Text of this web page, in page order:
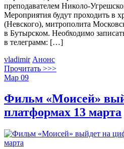
преподавателем Николо-
Мероприятия будут проходить в
(Невского), митрополита
в Бутырском. Необходимо
в телеграмм: […]
vladimir Анонс
Прочитать >>>
Мар 09
Фильм «Моисей»
платформах 13 марта